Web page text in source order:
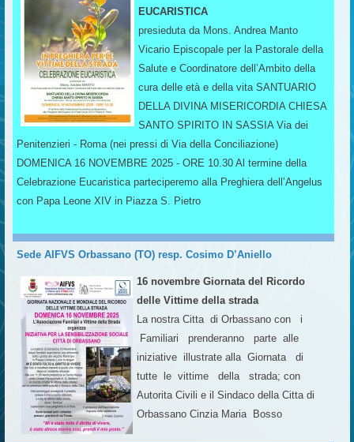
EUCARISTICA
presieduta da Mons. Andrea Manto
Vicario Episcopale per la Pastorale della
Salute e Coordinatore dell’Ambito della
cura delle età e della vita SANTUARIO
DELLA DIVINA MISERICORDIA CHIESA
SANTO SPIRITO IN SASSIA Via dei
Penitenzieri - Roma (nei pressi di Via della Conciliazione)
DOMENICA 16 NOVEMBRE 2025 - ORE 10.30 Al termine della
Celebrazione Eucaristica parteciperemo alla Preghiera dell’Angelus
con Papa Leone XIV in Piazza S. Pietro
Sede AIFVS Orbassano (TO) resp. Cosimo D’Aniello
16 novembre Giornata del Ricordo
delle Vittime della strada
La nostra Citta di Orbassano con i
Familiari prenderanno parte alle
iniziative illustrate alla Giornata di
tutte le vittime della strada; con
Autorita Civili e il Sindaco della Citta di
Orbassano Cinzia Maria Bosso